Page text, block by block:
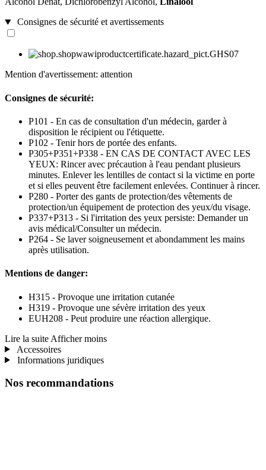
Consignes de sécurité et avertissements
Mention d'avertissement: attention
Consignes de sécurité:
P101 - En cas de consultation d'un médecin, garder à
disposition le récipient ou l'étiquette.
P102 - Tenir hors de portée des enfants.
P305+P351+P338 - EN CAS DE CONTACT AVEC LES
YEUX: Rincer avec précaution à l'eau pendant plusieurs
minutes. Enlever les lentilles de contact si la victime en porte
et si elles peuvent être facilement enlevées. Continuer à rincer.
P280 - Porter des gants de protection/des vêtements de
protection/un équipement de protection des yeux/du visage.
P337+P313 - Si l'irritation des yeux persiste: Demander un
avis médical/Consulter un médecin.
P264 - Se laver soigneusement et abondamment les mains
après utilisation.
Mentions de danger:
H315 - Provoque une irritation cutanée
H319 - Provoque une sévère irritation des yeux
EUH208 - Peut produire une réaction allergique.
Lire la suite Afficher moins
Accessoires
Informations juridiques
Nos recommandations